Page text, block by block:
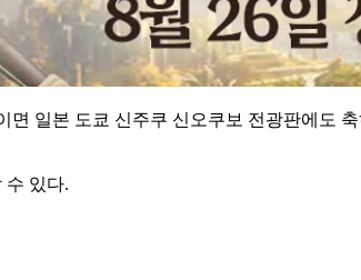
일본 도쿄 신주쿠 신오쿠보 전광판에도
수 있다.